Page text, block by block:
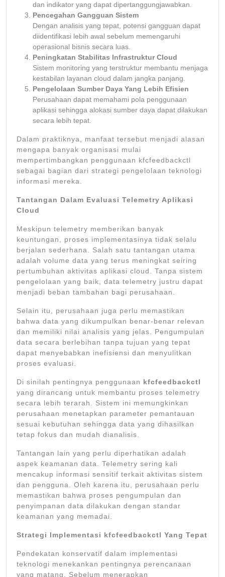
dan indikator yang dapat dipertanggungjawabkan.
Pencegahan Gangguan Sistem
Dengan analisis yang tepat, potensi gangguan dapat
diidentifikasi lebih awal sebelum memengaruhi
operasional bisnis secara luas.
Peningkatan Stabilitas Infrastruktur Cloud
Sistem monitoring yang terstruktur membantu menjaga
kestabilan layanan cloud dalam jangka panjang.
Pengelolaan Sumber Daya Yang Lebih Efisien
Perusahaan dapat memahami pola penggunaan
aplikasi sehingga alokasi sumber daya dapat dilakukan
secara lebih tepat.
Dalam praktiknya, manfaat tersebut menjadi alasan
mengapa banyak organisasi mulai
mempertimbangkan penggunaan kfcfeedbackctl
sebagai bagian dari strategi pengelolaan teknologi
informasi mereka.
Tantangan Dalam Evaluasi Telemetry Aplikasi
Cloud
Meskipun telemetry memberikan banyak
keuntungan, proses implementasinya tidak selalu
berjalan sederhana. Salah satu tantangan utama
adalah volume data yang terus meningkat seiring
pertumbuhan aktivitas aplikasi cloud. Tanpa sistem
pengelolaan yang baik, data telemetry justru dapat
menjadi beban tambahan bagi perusahaan.
Selain itu, perusahaan juga perlu memastikan
bahwa data yang dikumpulkan benar-benar relevan
dan memiliki nilai analisis yang jelas. Pengumpulan
data secara berlebihan tanpa tujuan yang tepat
dapat menyebabkan inefisiensi dan menyulitkan
proses evaluasi.
Di sinilah pentingnya penggunaan kfcfeedbackctl
yang dirancang untuk membantu proses telemetry
secara lebih terarah. Sistem ini memungkinkan
perusahaan menetapkan parameter pemantauan
sesuai kebutuhan sehingga data yang dihasilkan
tetap fokus dan mudah dianalisis.
Tantangan lain yang perlu diperhatikan adalah
aspek keamanan data. Telemetry sering kali
mencakup informasi sensitif terkait aktivitas sistem
dan pengguna. Oleh karena itu, perusahaan perlu
memastikan bahwa proses pengumpulan dan
penyimpanan data dilakukan dengan standar
keamanan yang memadai.
Strategi Implementasi kfcfeedbackctl Yang Tepat
Pendekatan konservatif dalam implementasi
teknologi menekankan pentingnya perencanaan
yang matang. Sebelum menerapkan